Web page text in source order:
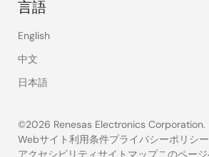
言語
English
中文
日本語
©2026 Renesas Electronics Corporation.
Webサイト利用条件プライバシーポリシー
アクセシビリティサイトマップこのペー